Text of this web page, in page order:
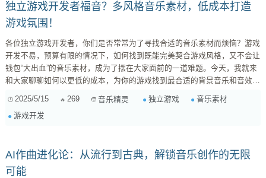
独立游戏开发者福音？多风格音乐素材，低成本打造
游戏氛围！
各位独立游戏开发者，你们是否常常为了寻找合适的音乐素材而烦恼？游戏
开发不易，预算有限的情况下，如何找到既能完美契合游戏风格，又不会让
钱包“大出血”的音乐素材，成为了摆在大家面前的一道难题。今天，我就来
和大家聊聊如何以更低的成本，为你的游戏找到最合适的背景音乐和音效，
可或缺的一部分。好的音乐可以： 增强游戏氛围： 恰当的音乐能够瞬间将
2025/5/15 269 音乐精灵 独立游戏
音乐素材
游戏开发
AI作曲进化论：从流行到古典，解锁音乐创作的无限
可能